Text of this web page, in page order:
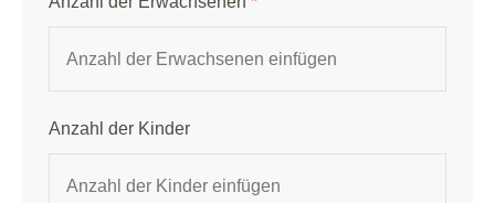
Anzahl der Kinder